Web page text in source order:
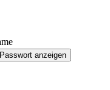
Passwort anzeigen